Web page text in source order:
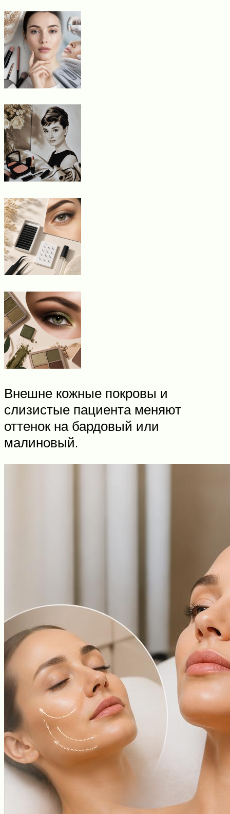
Внешне кожные покровы и
слизистые пациента меняют
оттенок на бардовый или
малиновый.